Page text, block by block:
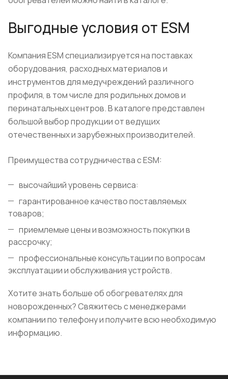
Выгодные условия от ESM
Компания ESM специализируется на поставках
оборудования, расходных материалов и
инструментов для медучреждений различного
профиля, в том числе для родильных домов и
перинатальных центров. В каталоге представлен
большой выбор продукции от ведущих
отечественных и зарубежных производителей.
Преимущества сотрудничества с ESM:
высочайший уровень сервиса:
гарантированное качество поставляемых
товаров;
приемлемые цены и возможность покупки в
рассрочку;
профессиональные консультации по вопросам
эксплуатации и обслуживания устройств.
Хотите знать больше об обогревателях для
новорожденных? Свяжитесь с менеджерами
компании по телефону и получите всю необходимую
информацию.